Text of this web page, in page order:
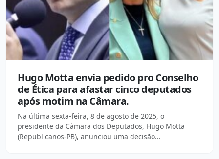
Hugo Motta envia pedido pro Conselho
de Ética para afastar cinco deputados
após motim na Câmara.
Na última sexta-feira, 8 de agosto de 2025, o
presidente da Câmara dos Deputados, Hugo Motta
(Republicanos-PB), anunciou uma decisão...